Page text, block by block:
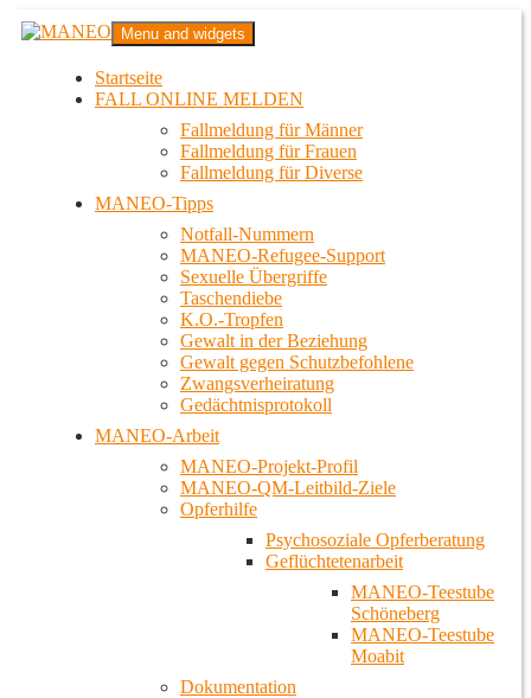
Zum
InhaltMANEO
Das schwule Anti-Gewalt-Projekt in Berlin
Menu and widgets
Startseite
FALL ONLINE MELDEN
Fallmeldung für Männer
Fallmeldung für Frauen
Fallmeldung für Diverse
MANEO-Tipps
Notfall-Nummern
MANEO-Refugee-Support
Sexuelle Übergriffe
Taschendiebe
K.O.-Tropfen
Gewalt in der Beziehung
Gewalt gegen Schutzbefohlene
Zwangsverheiratung
Gedächtnisprotokoll
MANEO-Arbeit
MANEO-Projekt-Profil
MANEO-QM-Leitbild-Ziele
Opferhilfe
Psychosoziale Opferberatung
Geflüchtetenarbeit
MANEO-Teestube
Schöneberg
MANEO-Teestube
Moabit
Dokumentation